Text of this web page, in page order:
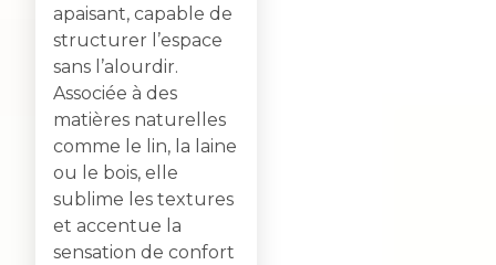
apaisant, capable de
structurer l’espace
sans l’alourdir.
Associée à des
matières naturelles
comme le lin, la laine
ou le bois, elle
sublime les textures
et accentue la
sensation de confort